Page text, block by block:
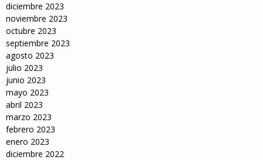
diciembre 2023
noviembre 2023
octubre 2023
septiembre 2023
agosto 2023
julio 2023
junio 2023
mayo 2023
abril 2023
marzo 2023
febrero 2023
enero 2023
diciembre 2022